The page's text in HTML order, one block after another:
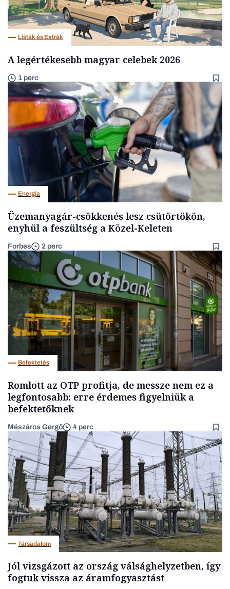
Listák és Extrák
A legértékesebb magyar celebek 2026
1 perc
Energia
Üzemanyagár-csökkenés lesz csütörtökön,
enyhül a feszültség a Közel-Keleten
Forbes 2 perc
Befektetés
Romlott az OTP profitja, de messze nem ez a
legfontosabb: erre érdemes figyelniük a
befektetőknek
Mészáros Gergő 4 perc
Társadalom
Jól vizsgázott az ország válsághelyzetben, így
fogtuk vissza az áramfogyasztást